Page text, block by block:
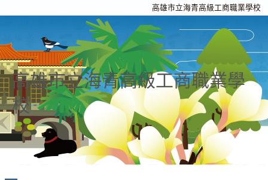
高雄市立海青高級工商職業學校
高雄市立海青高級工商職業學
校